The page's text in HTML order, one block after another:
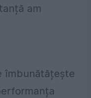
am
îmbunătățește